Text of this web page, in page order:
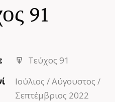
91
Τεύχος 91
Ιούλιος / Αύγουστος /
Σεπτέμβριος 2022